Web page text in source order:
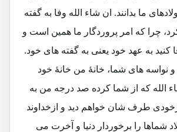
ما بدانند. ان شاء الله وفا به گفته
چرا که امر پروردگار ما همین است و
کنید به عهد خود یعنی به گفته های خود.
و نواسه های شما، خانۀ من خانۀ خود
الله که از شما کرده صد درجه من به
طرف شان خواهم دید و ازخداوند
شماها را برخوردار دنیا و آخرت می